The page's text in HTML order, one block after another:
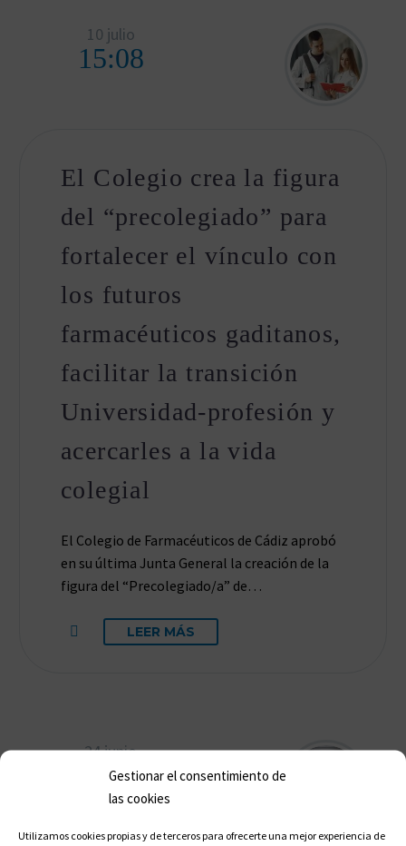
Gestionar el consentimiento de
las cookies
Utilizamos cookies propias y de terceros para ofrecerte una mejor experiencia de
10 julio
15:08
El Colegio crea la figura
del “precolegiado” para
fortalecer el vínculo con
los futuros
farmacéuticos gaditanos,
facilitar la transición
Universidad-profesión y
acercarles a la vida
colegial
El Colegio de Farmacéuticos de Cádiz aprobó
en su última Junta General la creación de la
figura del “Precolegiado/a” de…
LEER MÁS
24 junio
15:05